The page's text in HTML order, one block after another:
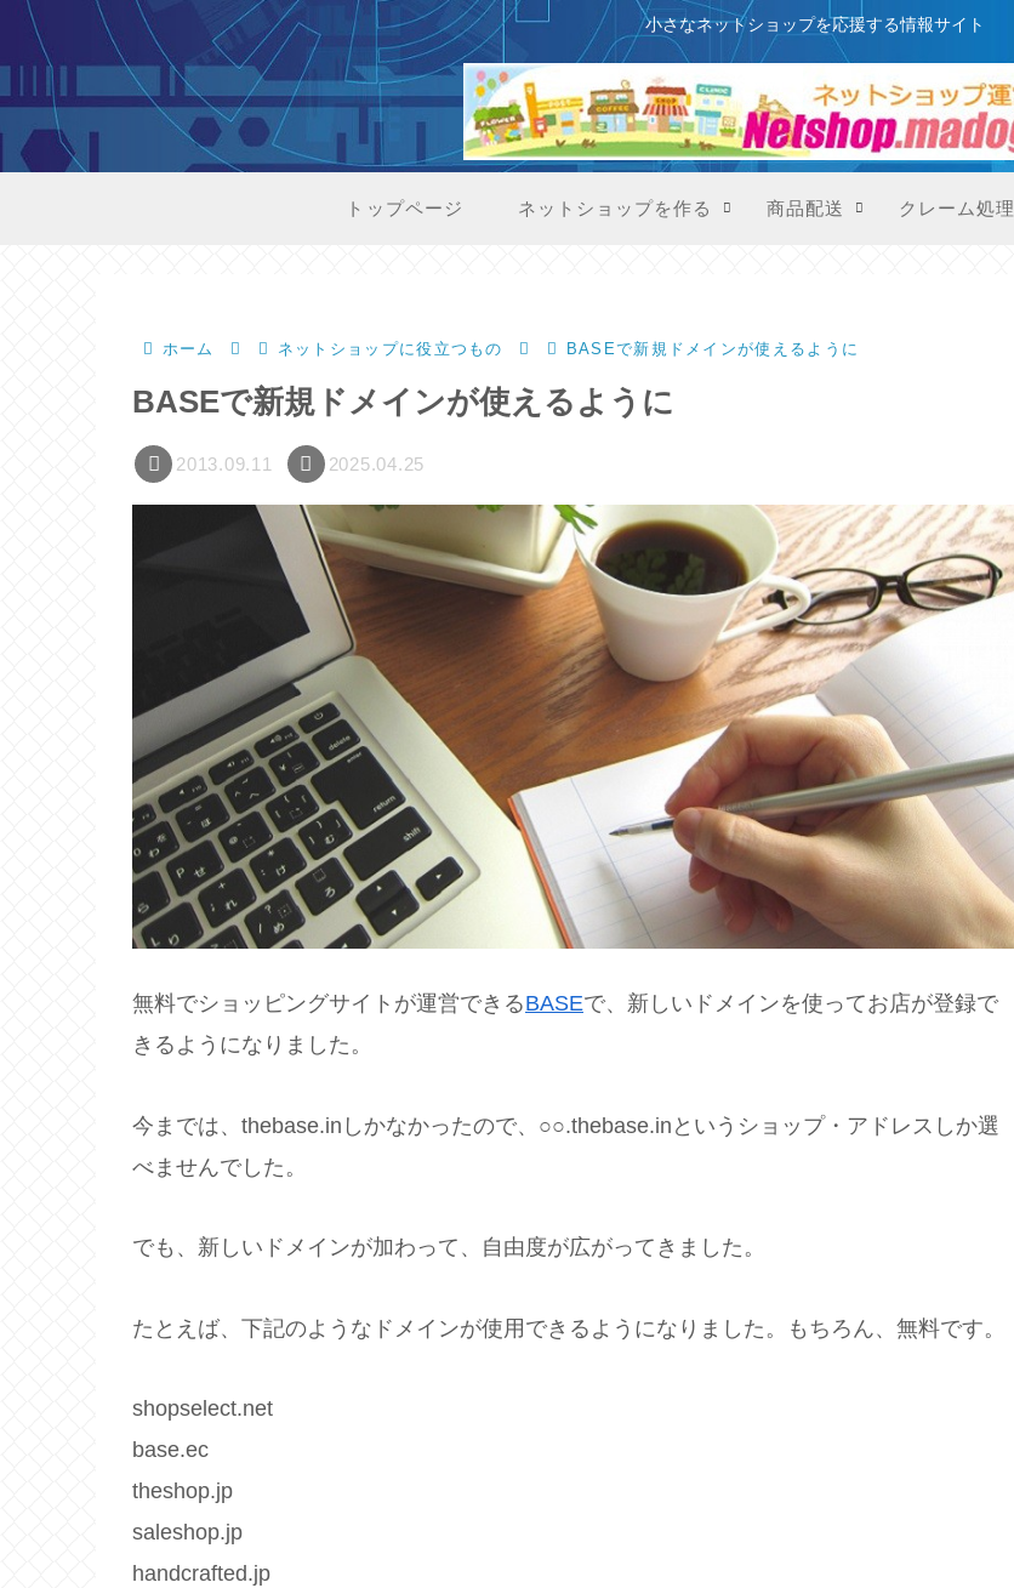
このサイトはプロモーションを含みます
小さなネットショップを応援する情報サイト
トップページ ネットショップを作る 商品配送 クレーム処理
ホーム ネットショップに役立つもの BASEで新規ドメインが使えるように
BASEで新規ドメインが使えるように
2013.09.11 2025.04.25
無料でショッピングサイトが運営できるBASEで、新しいドメインを使ってお店が登録で
きるようになりました。
今までは、thebase.inしかなかったので、○○.thebase.inというショップ・アドレスしか選
べませんでした。
でも、新しいドメインが加わって、自由度が広がってきました。
たとえば、下記のようなドメインが使用できるようになりました。もちろん、無料です。
shopselect.net
base.ec
theshop.jp
saleshop.jp
handcrafted.jp